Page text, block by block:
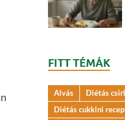
FITT TÉMÁK
Alvás
Diétás
Diétás cukkini